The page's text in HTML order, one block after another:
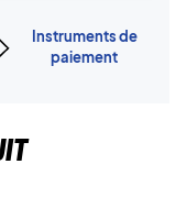
Instruments de
paiement